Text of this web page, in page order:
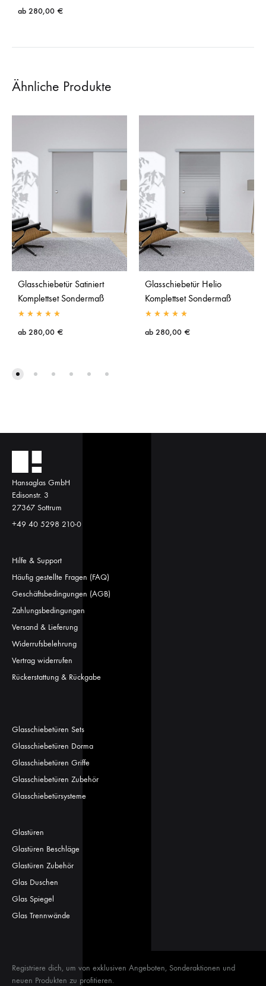
ab 280,00 €
Ähnliche Produkte
Glasschiebetür Satiniert
Komplettset Sondermaß
ab 280,00 €
Glasschiebetür Helio
Komplettset Sondermaß
ab 280,00 €
Hansaglas GmbH
Edisonstr. 3
27367 Sottrum
+49 40 5298 210-0
Hilfe & Support
Häufig gestellte Fragen (FAQ)
Geschäftsbedingungen (AGB)
Zahlungsbedingungen
Versand & Lieferung
Widerrufsbelehrung
Vertrag widerrufen
Rückerstattung & Rückgabe
Glasschiebetüren Sets
Glasschiebetüren Dorma
Glasschiebetüren Griffe
Glasschiebetüren Zubehör
Glasschiebetürsysteme
Glastüren
Glastüren Beschläge
Glastüren Zubehör
Glas Duschen
Glas Spiegel
Glas Trennwände
Registriere dich, um von exklusiven Angeboten, Sonderaktionen und
neuen Produkten zu profitieren.